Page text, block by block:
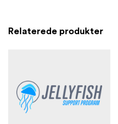
Relaterede produkter